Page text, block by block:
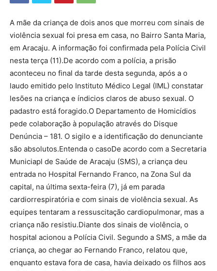
A mãe da criança de dois anos que morreu com sinais de
violência sexual foi presa em casa, no Bairro Santa Maria,
em Aracaju. A informação foi confirmada pela Polícia Civil
nesta terça (11).De acordo com a polícia, a prisão
aconteceu no final da tarde desta segunda, após a o
laudo emitido pelo Instituto Médico Legal (IML) constatar
lesões na criança e índicios claros de abuso sexual. O
padastro está foragido.O Departamento de Homicídios
pede colaboração à população através do Disque
Denúncia – 181. O sigilo e a identificação do denunciante
são absolutos.Entenda o casoDe acordo com a Secretaria
Municiapl de Saúde de Aracaju (SMS), a criança deu
entrada no Hospital Fernando Franco, na Zona Sul da
capital, na última sexta-feira (7), já em parada
cardiorrespiratória e com sinais de violência sexual. As
equipes tentaram a ressuscitação cardiopulmonar, mas a
criança não resistiu.Diante dos sinais de violência, o
hospital acionou a Polícia Civil. Segundo a SMS, a mãe da
criança, ao chegar ao Fernando Franco, relatou que,
enquanto estava fora de casa, havia deixado os filhos aos